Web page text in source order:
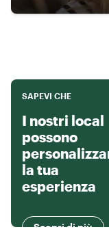
SAPEVI CHE
I nostri local
possono
la tua
esperienza
Scopri di più